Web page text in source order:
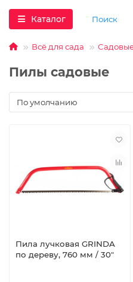
Каталог
Всё для сада
Пилы садовые
Пила лучковая GRINDA
по дереву, 760 мм / 30″